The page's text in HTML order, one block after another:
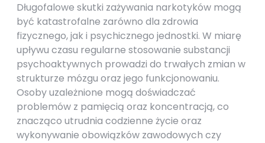
Długofalowe skutki zażywania narkotyków mogą
być katastrofalne zarówno dla zdrowia
fizycznego, jak i psychicznego jednostki. W miarę
upływu czasu regularne stosowanie substancji
psychoaktywnych prowadzi do trwałych zmian w
strukturze mózgu oraz jego funkcjonowaniu.
Osoby uzależnione mogą doświadczać
problemów z pamięcią oraz koncentracją, co
znacząco utrudnia codzienne życie oraz
wykonywanie obowiązków zawodowych czy